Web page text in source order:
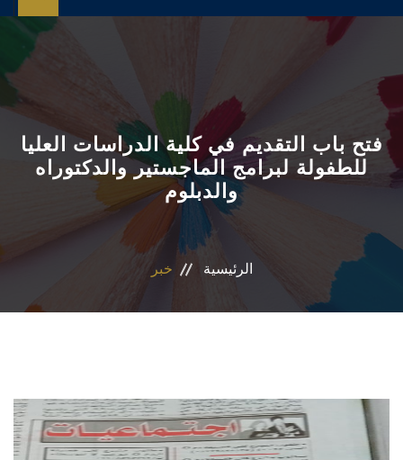
الرئيسية
القطاعات
تواصل معنا
فتح باب التقديم في كلية الدراسات العليا
للطفولة لبرامج الماجستير والدكتوراه
والدبلوم
الرئيسية خبر